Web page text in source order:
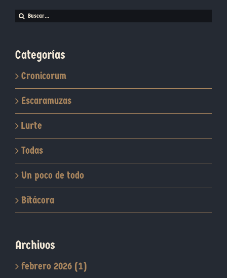
Buscar:
Categorías
Cronicorum
Escaramuzas
Lurte
Todas
Un poco de todo
Bitácora
Archivos
febrero 2026 (1)